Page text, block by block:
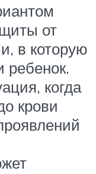
от
в которую
ребенок.
когда
крови